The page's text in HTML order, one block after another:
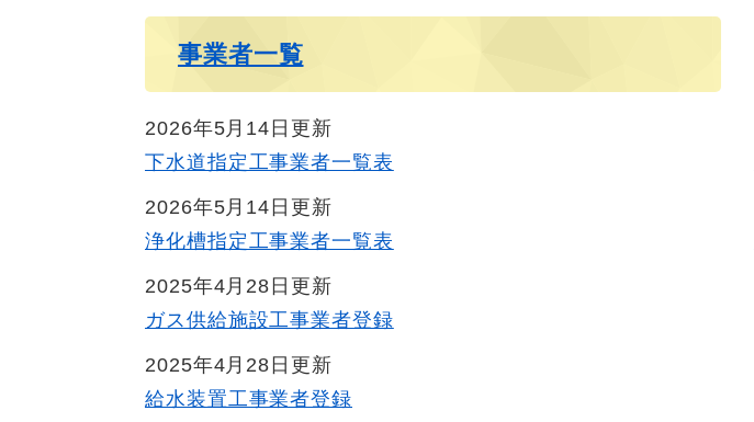
事業者一覧
2026年5月14日更新
下水道指定工事業者一覧表
2026年5月14日更新
浄化槽指定工事業者一覧表
2025年4月28日更新
ガス供給施設工事業者登録
2025年4月28日更新
給水装置工事業者登録